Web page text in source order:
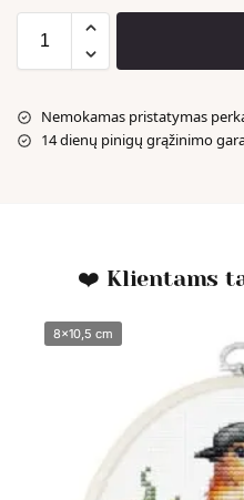
Nemokamas pristatymas
14 dienų pinigų grąžinimo
❤️ Klientams
8x10,5 cm
8x10,5 cm